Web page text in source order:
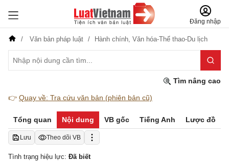
Đăng nhập
Văn bản pháp luật Hành chính, Văn hóa-Thể thao-Du lịch
Tìm nâng cao
👉 Quay về: Tra cứu văn bản (phiên bản cũ)
Tổng quan Nội dung VB gốc Tiếng Anh Lược đồ
Lưu Theo dõi VB
Tình trạng hiệu lực: Đã biết